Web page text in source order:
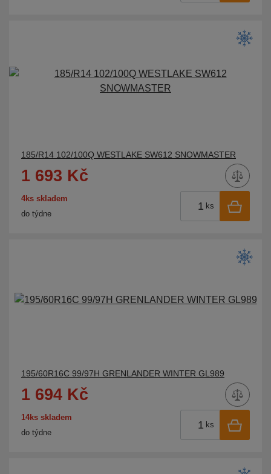
185/R14 102/100Q WESTLAKE SW612 SNOWMASTER
1 693 Kč
4ks skladem
do týdne
ks
195/60R16C 99/97H GRENLANDER WINTER GL989
1 694 Kč
14ks skladem
do týdne
ks